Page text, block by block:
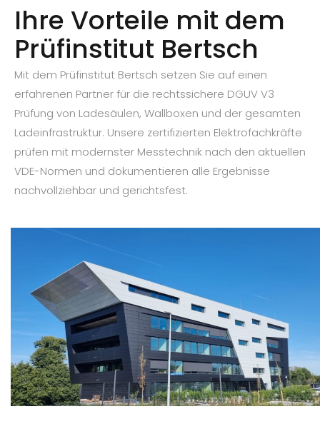
Ihre Vorteile mit dem
Prüfinstitut Bertsch
Mit dem Prüfinstitut Bertsch setzen Sie auf einen
erfahrenen Partner für die rechtssichere DGUV V3
Prüfung von Ladesäulen, Wallboxen und der gesamten
Ladeinfrastruktur. Unsere zertifizierten Elektrofachkräfte
prüfen mit modernster Messtechnik nach den aktuellen
VDE-Normen und dokumentieren alle Ergebnisse
nachvollziehbar und gerichtsfest.